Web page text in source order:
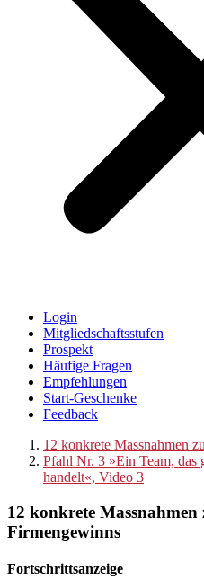
Login
Mitgliedschaftsstufen
Prospekt
Häufige Fragen
Empfehlungen
Start-Geschenke
Feedback
12 konkrete Massnahmen
Pfahl Nr. 3 »Ein Team, das
handelt«, Video 3
12 konkrete Massnahmen
Firmengewinns
Fortschrittsanzeige